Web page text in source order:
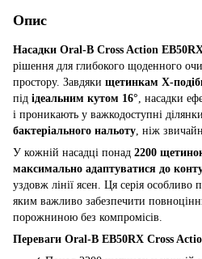
Опис
Насадки Oral-B Cross Action
рішення для глибокого щоденного
простору. Завдяки щетинкам X-
під ідеальним кутом 16° , насадки
і проникають у важкодоступні
бактеріального нальоту , ніж
У кожній насадці понад 2200
максимально адаптуватися до
уздовж лінії ясен. Ця серія особливо
яким важливо забезпечити
порожниною без компромісів.
Переваги Oral-B EB50RX Cross